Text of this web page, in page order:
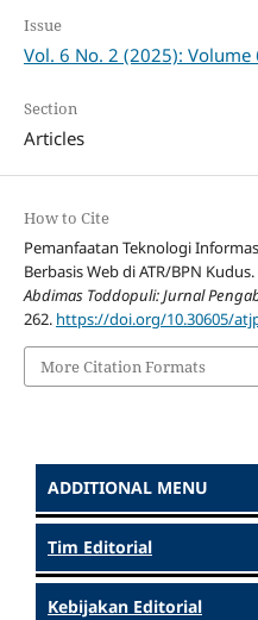
Issue
Vol. 6 No. 2 (2025): Volume
Section
Articles
How to Cite
Pemanfaatan Teknologi
Berbasis Web di ATR/BPN Kudus.
Abdimas Toddopuli: Jurnal
262. https://doi.org/10.30605/
More Citation Formats
ADDITIONAL MENU
Tim Editorial
Kebijakan Editorial